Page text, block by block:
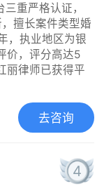
重严格认证，
擅长案件类型婚
，执业地区为银
价，评分高达5
丽律师已获得平
去咨询
4